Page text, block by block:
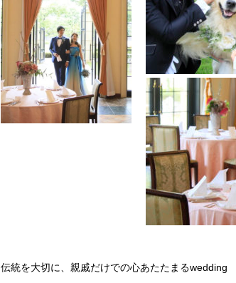
伝統を大切に、親戚だけでの心あたたまるwedding